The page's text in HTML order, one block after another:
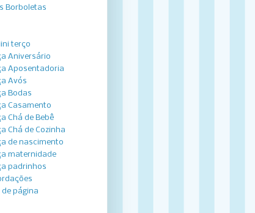
Borboletas
terço
Aniversário
Aposentadoria
Avós
Bodas
Casamento
Chá de Bebê
Chá de Cozinha
de nascimento
maternidade
padrinhos
página